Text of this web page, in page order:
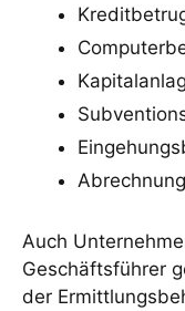
Auch
Geschäftsführer
der